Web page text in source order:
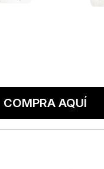
COMPRA AQUÍ